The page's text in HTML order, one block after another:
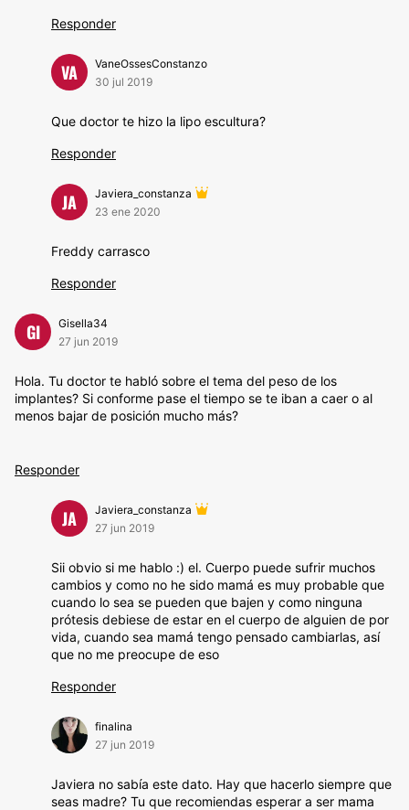
Responder
VA
VaneOssesConstanzo
30 jul 2019
Que doctor te hizo la lipo escultura?
Responder
JA
Javiera_constanza
23 ene 2020
Freddy carrasco
Responder
GI
Gisella34
27 jun 2019
Hola. Tu doctor te habló sobre el tema del peso de los
implantes? Si conforme pase el tiempo se te iban a caer o al
menos bajar de posición mucho más?
Responder
JA
Javiera_constanza
27 jun 2019
Sii obvio si me hablo :) el. Cuerpo puede sufrir muchos
cambios y como no he sido mamá es muy probable que
cuando lo sea se pueden que bajen y como ninguna
prótesis debiese de estar en el cuerpo de alguien de por
vida, cuando sea mamá tengo pensado cambiarlas, así
que no me preocupe de eso
Responder
finalina
27 jun 2019
Javiera no sabía este dato. Hay que hacerlo siempre que
seas madre? Tu que recomiendas esperar a ser mama